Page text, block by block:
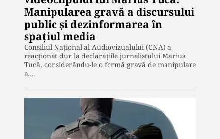
Manipularea gravă a discursului
public și dezinformarea în
spațiul media
Consiliul Național al Audiovizualului (CNA) a
reacționat dur la declarațiile jurnalistului Marius
Tucă, considerându-le o formă gravă de manipulare
a…